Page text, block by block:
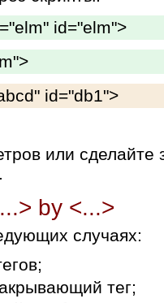
id="elm">
id="db1">
или сделайте
by <...>
случаях:
тег;